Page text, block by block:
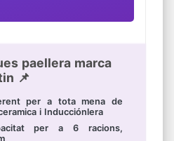
paellera marca
📌
per a tota mena de
i Inducciónlera
per a 6 racions,